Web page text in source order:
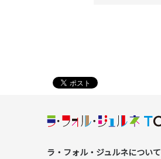
ラ・フォル・ジュルネについて